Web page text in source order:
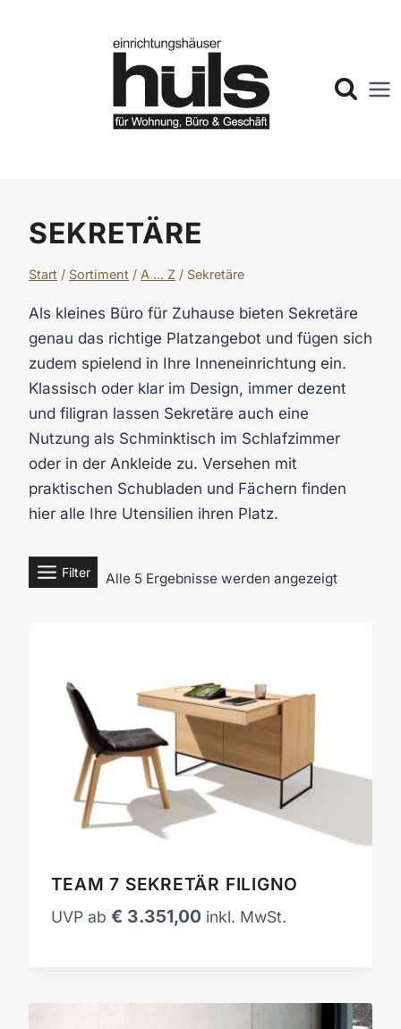
SEKRETÄRE
Start / Sortiment / A ... Z / Sekretäre
Als kleines Büro für Zuhause bieten Sekretäre
genau das richtige Platzangebot und fügen sich
zudem spielend in Ihre Inneneinrichtung ein.
Klassisch oder klar im Design, immer dezent
und filigran lassen Sekretäre auch eine
Nutzung als Schminktisch im Schlafzimmer
oder in der Ankleide zu. Versehen mit
praktischen Schubladen und Fächern finden
hier alle Ihre Utensilien ihren Platz.
Filter Alle 5 Ergebnisse werden angezeigt
TEAM 7 SEKRETÄR FILIGNO
UVP ab € 3.351,00 inkl. MwSt.